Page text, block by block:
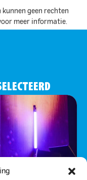
geen rechten
meer informatie.